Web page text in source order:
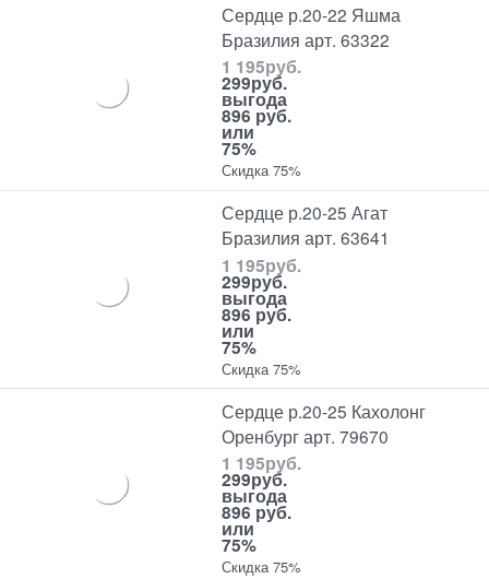
Сердце р.20-22 Яшма
Бразилия арт. 63322
1 195руб.
299руб.
выгода
896 руб.
или
75%
Скидка 75%
Сердце р.20-25 Агат
Бразилия арт. 63641
1 195руб.
299руб.
выгода
896 руб.
или
75%
Скидка 75%
Сердце р.20-25 Кахолонг
Оренбург арт. 79670
1 195руб.
299руб.
выгода
896 руб.
или
75%
Скидка 75%